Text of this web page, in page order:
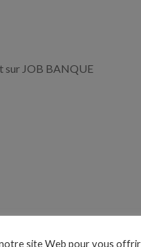
sur JOB BANQUE
site Web pour vous offrir